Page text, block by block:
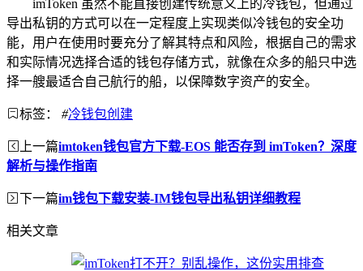
imToken 虽然不能直接创建传统意义上的冷钱包，但通过
导出私钥的方式可以在一定程度上实现类似冷钱包的安全功
能，用户在使用时要充分了解其特点和风险，根据自己的需求
和实际情况选择合适的钱包存储方式，就像在众多的船只中选
择一艘最适合自己航行的船，以保障数字资产的安全。
标签： #冷钱包创建
上一篇imtoken钱包官方下载-EOS 能否存到 imToken？深度
解析与操作指南
下一篇im钱包下载安装-IM钱包导出私钥详细教程
相关文章